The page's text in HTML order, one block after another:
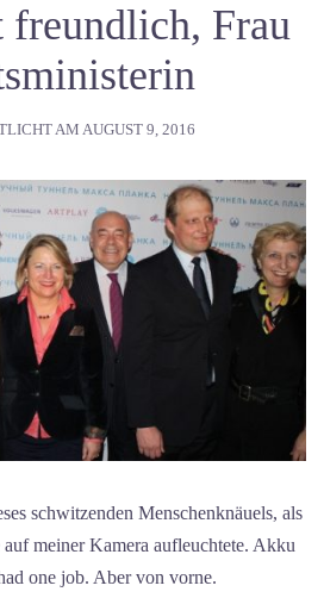
freundlich, Frau
AM AUGUST 9, 2016
schwitzenden Menschenknäuels, als
meiner Kamera aufleuchtete. Akku
one job. Aber von vorne.